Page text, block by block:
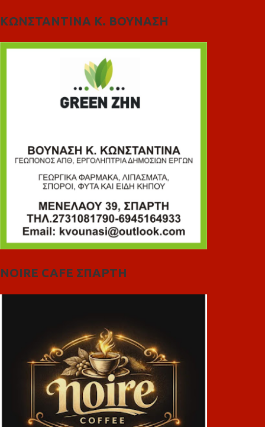
ΚΩΝΣΤΑΝΤΙΝΑ Κ. ΒΟΥΝΑΣΗ
NOIRE CAFE ΣΠΑΡΤΗ